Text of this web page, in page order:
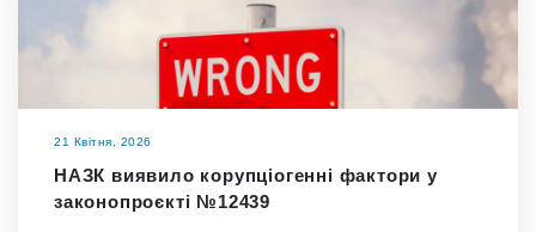
21 Квітня, 2026
НАЗК виявило корупціогенні фактори у
законопроєкті №12439